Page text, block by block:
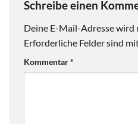
Schreibe einen
Deine E-Mail-Adresse
Erforderliche Felder sind
Kommentar*